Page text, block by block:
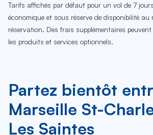
Tarifs affichés par défaut pour un vol de 7
économique et sous réserve de disponibilité au
réservation. Des frais supplémentaires
les produits et services optionnels.
Partez bientôt
Marseille St-
Les Saintes